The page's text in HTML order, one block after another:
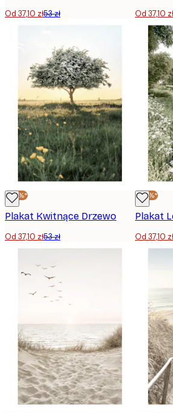
Od 37,10 zł53 zł Od 37,10 zł
-30%*
Plakat Kwitnące Drzewo
Od 37,10 zł53 zł
-30%*
Plakat
Od 37,10 zł